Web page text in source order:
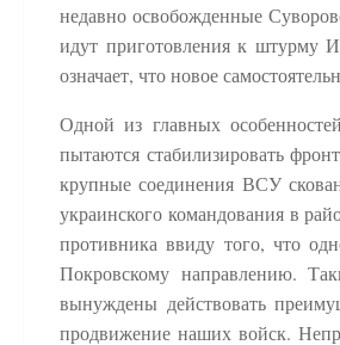
недавно освобожденные
идут приготовления к штурму
означает, что новое
Одной из главных
пытаются стабилизировать
крупные соединения ВСУ
украинского командования в
противника ввиду того, что
Покровскому направлению.
вынуждены действовать
продвижение наших войск.